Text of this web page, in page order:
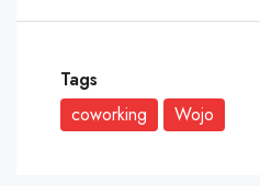
Tags
coworking
Wojo